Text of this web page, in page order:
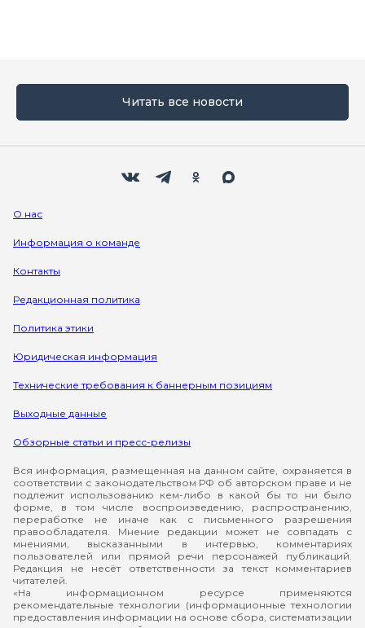
Читать все новости
О нас
Информация о команде
Контакты
Редакционная политика
Политика этики
Юридическая информация
Технические требования к баннерным позициям
Выходные данные
Обзорные статьи и пресс-релизы
Вся информация, размещенная на данном сайте, охраняется в
соответствии с законодательством РФ об авторском праве и не
подлежит использованию кем-либо в какой бы то ни было
форме, в том числе воспроизведению, распространению,
переработке не иначе как с письменного разрешения
правообладателя. Мнение редакции может не совпадать с
мнениями, высказанными в интервью, комментариях
пользователей или прямой речи персонажей публикаций.
Редакция не несёт ответственности за текст комментариев
читателей.
«На информационном ресурсе применяются
рекомендательные технологии (информационные технологии
предоставления информации на основе сбора, систематизации